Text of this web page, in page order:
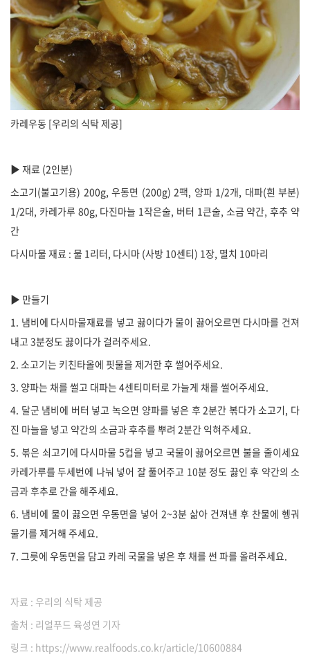
카레우동 [우리의 식탁 제공]
▶ 재료 (2인분)
소고기(불고기용) 200g, 우동면 (200g) 2팩, 양파 1/2개, 대파(흰 부분)
1/2대, 카레가루 80g, 다진마늘 1작은술, 버터 1큰술, 소금 약간, 후추 약
간
다시마물 재료 : 물 1리터, 다시마 (사방 10센티) 1장, 멸치 10마리
▶ 만들기
1. 냄비에 다시마물재료를 넣고 끓이다가 물이 끓어오르면 다시마를 건져
내고 3분정도 끓이다가 걸러주세요.
2. 소고기는 키친타올에 핏물을 제거한 후 썰어주세요.
3. 양파는 채를 썰고 대파는 4센티미터로 가늘게 채를 썰어주세요.
4. 달군 냄비에 버터 넣고 녹으면 양파를 넣은 후 2분간 볶다가 소고기, 다
진 마늘을 넣고 약간의 소금과 후추를 뿌려 2분간 익혀주세요.
5. 볶은 쇠고기에 다시마물 5컵을 넣고 국물이 끓어오르면 불을 줄이세요
카레가루를 두세번에 나눠 넣어 잘 풀어주고 10분 정도 끓인 후 약간의 소
금과 후추로 간을 해주세요.
6. 냄비에 물이 끓으면 우동면을 넣어 2~3분 삶아 건져낸 후 찬물에 헹궈
물기를 제거해 주세요.
7. 그릇에 우동면을 담고 카레 국물을 넣은 후 채를 썬 파를 올려주세요.
자료 : 우리의 식탁 제공
출처 : 리얼푸드 육성연 기자
링크 : https://www.realfoods.co.kr/article/10600884